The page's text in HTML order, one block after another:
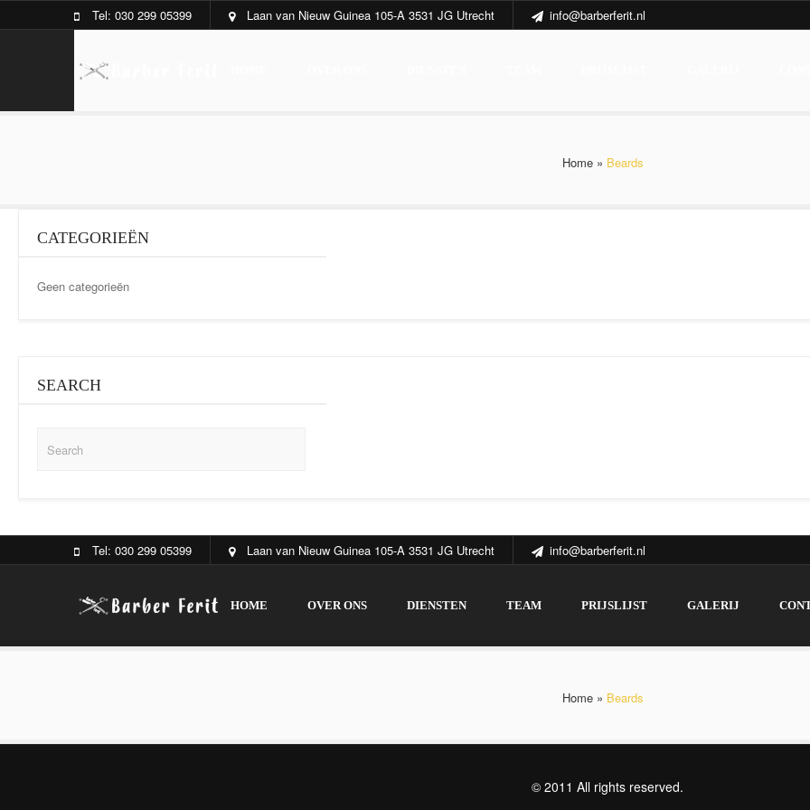
Tel: 030 299 05399 Laan van Nieuw Guinea 105-A 3531 JG Utrecht info@barberferit.nl
Home » Beards
CATEGORIEËN
Geen categorieën
SEARCH
Tel: 030 299 05399 Laan van Nieuw Guinea 105-A 3531 JG Utrecht info@barberferit.nl
HOME OVER ONS DIENSTEN TEAM PRIJSLIJST GALERIJ
Home » Beards
© 2011 All rights reserved.